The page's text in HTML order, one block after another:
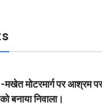
मखेत मोटरमार्ग पर आश्रम
बनाया निवाला।